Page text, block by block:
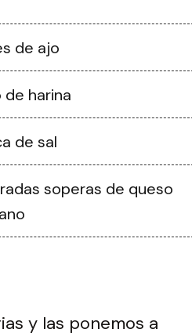
de ajo
de harina
de sal
soperas de queso
y las ponemos a